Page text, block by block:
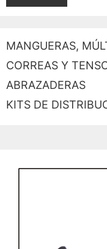
MANGUERAS,
CORREAS Y
ABRAZADERAS
KITS DE